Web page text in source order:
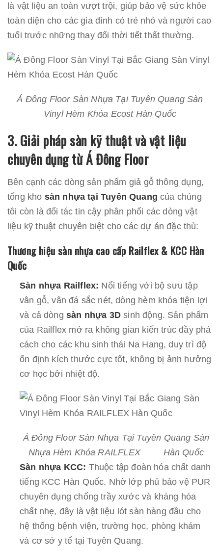
là vật liệu an toàn vượt trội, giúp bảo vệ sức khỏe
toàn diện cho các gia đình có trẻ nhỏ và người cao
tuổi trước những thay đổi thời tiết thất thường.
Á Đông Floor Sàn Nhựa Tại Tuyên Quang Sàn
Vinyl Hèm Khóa Ecost Hàn Quốc
3. Giải pháp sàn kỹ thuật và vật liệu
chuyên dụng từ Á Đông Floor
Bên cạnh các dòng sản phẩm giả gỗ thông dụng,
tổng kho sàn nhựa tại Tuyên Quang của chúng
tôi còn là đối tác tin cậy phân phối các dòng vật
liệu kỹ thuật chuyên biệt cho các dự án đặc thù:
Thương hiệu sàn nhựa cao cấp Railflex & KCC Hàn
Quốc
Sàn nhựa Railflex: Nổi tiếng với bộ sưu tập
vân gỗ, vân đá sắc nét, dòng hèm khóa tiện lợi
và cả dòng sàn nhựa 3Dsinh động. Sản phẩm
của Railflex mở ra không gian kiến trúc đầy phá
cách cho các khu sinh thái Na Hang, duy trì độ
ổn định kích thước cực tốt, không bị ảnh hưởng
cơ học bởi nhiệt độ.
Á Đông Floor Sàn Nhựa Tại Tuyên Quang Sàn
Nhựa Hèm Khóa RAILFLEX Hàn Quốc
Sàn nhựa KCC: Thuộc tập đoàn hóa chất danh
tiếng KCC Hàn Quốc. Nhờ lớp phủ bảo vệ PUR
chuyên dụng chống trầy xước và kháng hóa
chất nhẹ, đây là vật liệu lót sàn hàng đầu cho
hệ thống bệnh viện, trường học, phòng khám
và cơ sở y tế tại Tuyên Quang.